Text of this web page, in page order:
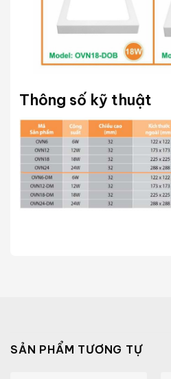
Thông số kỹ thuật
SẢN PHẨM TƯƠNG TỰ